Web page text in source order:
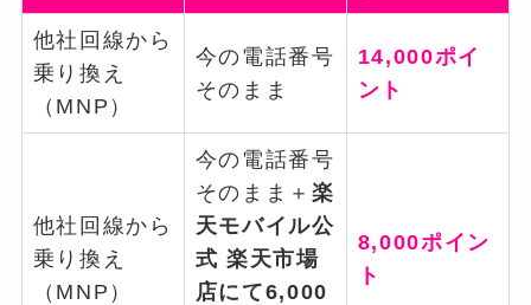
他社回線から
乗り換え
（MNP）
今の電話番号
そのまま
14,000ポイ
ント
他社回線から
乗り換え
（MNP）
今の電話番号
そのまま＋ 楽
天モバイル公
式 楽天市場
店にて6,000
8,000ポイン
ト